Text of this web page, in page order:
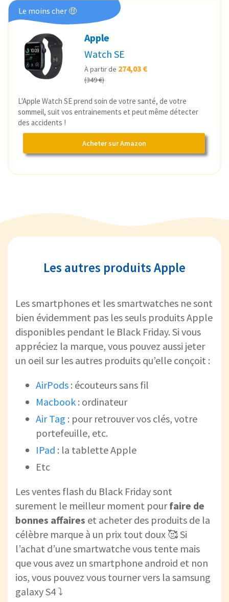
Le moins cher 🤑
Apple
Watch SE
À partir de 274,03 €
(349 €)
L'Apple Watch SE prend soin de votre santé, de votre
sommeil, suit vos entrainements et peut même détecter
des accidents !
Acheter sur Amazon
Les autres produits Apple
Les smartphones et les smartwatches ne sont
bien évidemment pas les seuls produits Apple
disponibles pendant le Black Friday. Si vous
appréciez la marque, vous pouvez aussi jeter
un oeil sur les autres produits qu’elle conçoit :
AirPods : écouteurs sans fil
Macbook : ordinateur
Air Tag : pour retrouver vos clés, votre
portefeuille, etc.
IPad : la tablette Apple
Etc
Les ventes flash du Black Friday sont
surement le meilleur moment pourfaire de
bonnes affaires et acheter des produits de la
célèbre marque à un prix tout doux 🥰 Si
l’achat d’une smartwatche vous tente mais
que vous avez un smartphone android et non
ios, vous pouvez vous tourner vers la samsung
galaxy S4 ⤵️